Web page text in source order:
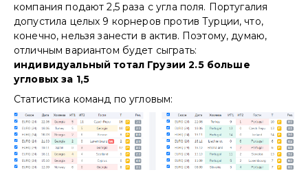
компания подают 2,5 раза с угла поля. Португалия
допустила целых 9 корнеров против Турции, что,
конечно, нельзя занести в актив. Поэтому, думаю,
отличным вариантом будет сыграть:
индивидуальный тотал Грузии 2.5 больше
угловых за 1,5
Статистика команд по угловым: